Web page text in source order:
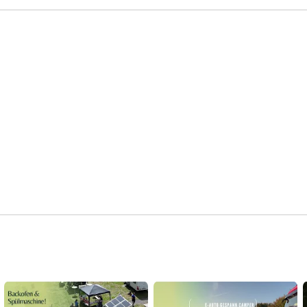
jegliches Reisegepäck, leise Fortbewegung, keine Abgase,
KitchenBoss*
43rdngx LED Lampe:
Mikrofon: DJI Mic*
Hinweis:
Links. Die Produkte
Affiliate-Links, bekomme
deinen Support!
#eauto #teslamodel